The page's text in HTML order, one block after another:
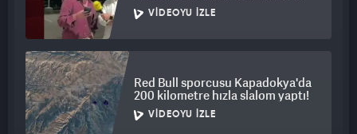
VIDEOYU İZLE
Red Bull sporcusu Kapadokya'da
200 kilometre hızla slalom yaptı!
VIDEOYU İZLE